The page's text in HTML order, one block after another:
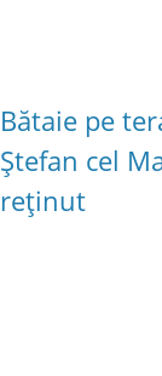
Bătaie pe
Ștefan cel
reținut